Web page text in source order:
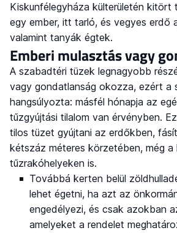
Kiskunfélegyháza külterületén kitört
egy ember, itt tarló, és vegyes erdő
valamint tanyák égtek.
Emberi mulasztás vagy
A szabadtéri tüzek legnagyobb
vagy gondatlanság okozza, ezért a
hangsúlyozta: másfél hónapja az
tűzgyújtási tilalom van érvényben.
tilos tüzet gyújtani az erdőkben,
kétszáz méteres körzetében, még a
tűzrakóhelyeken is.
Továbbá kerten belül
lehet égetni, ha azt az
engedélyezi, és csak azokban
amelyeket a rendelet